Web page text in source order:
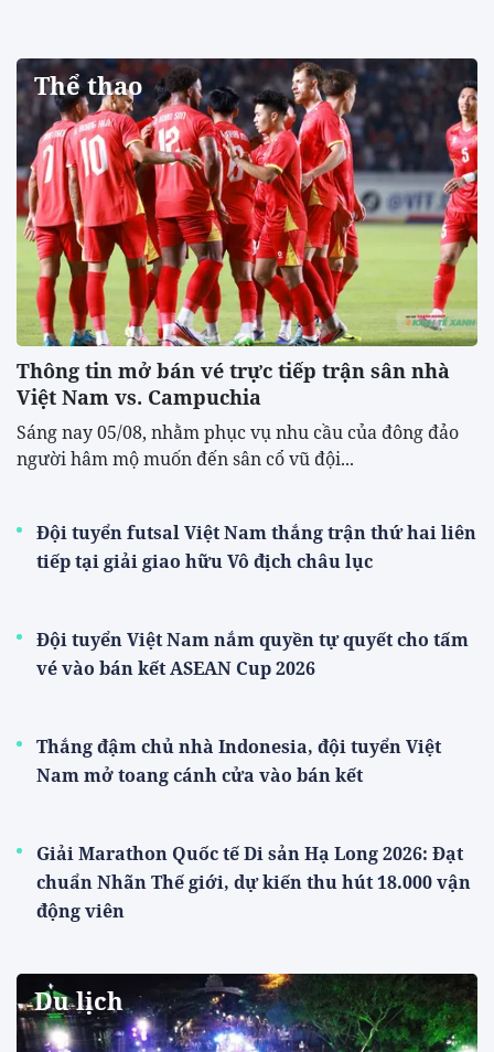
Thể thao
Thông tin mở bán vé trực tiếp trận sân nhà
Việt Nam vs. Campuchia
Sáng nay 05/08, nhằm phục vụ nhu cầu của đông đảo
người hâm mộ muốn đến sân cổ vũ đội...
Đội tuyển futsal Việt Nam thắng trận thứ hai liên
tiếp tại giải giao hữu Vô địch châu lục
Đội tuyển Việt Nam nắm quyền tự quyết cho tấm
vé vào bán kết ASEAN Cup 2026
Thắng đậm chủ nhà Indonesia, đội tuyển Việt
Nam mở toang cánh cửa vào bán kết
Giải Marathon Quốc tế Di sản Hạ Long 2026: Đạt
chuẩn Nhãn Thế giới, dự kiến thu hút 18.000 vận
động viên
Du lịch